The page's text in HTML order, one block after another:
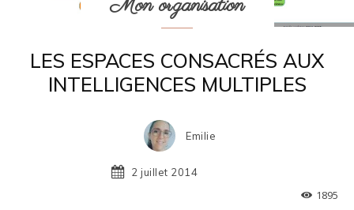
LES ESPACES CONSACRÉS AUX
INTELLIGENCES MULTIPLES
Emilie
1895
2 juillet 2014